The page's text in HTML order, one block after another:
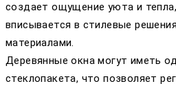
создает ощущение уюта и
вписывается в стилевые
материалами.
Деревянные окна могут иметь
стеклопакета, что позволяет